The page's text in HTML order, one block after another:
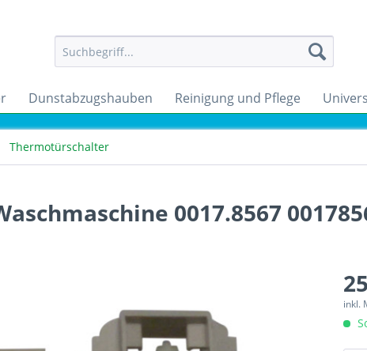
Dunstabzugshauben Reinigung und Pflege
Thermotürschalter
0017.8567
inkl.